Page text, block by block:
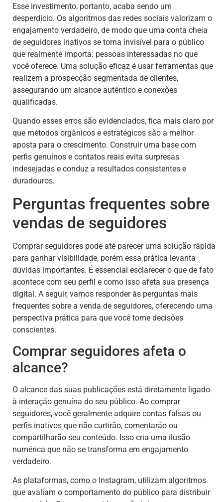
Esse investimento, portanto, acaba sendo um
desperdício. Os algoritmos das redes sociais valorizam o
engajamento verdadeiro, de modo que uma conta cheia
de seguidores inativos se torna invisível para o público
que realmente importa: pessoas interessadas no que
você oferece. Uma solução eficaz é usar ferramentas que
realizem a prospecção segmentada de clientes,
assegurando um alcance autêntico e conexões
qualificadas.
Quando esses erros são evidenciados, fica mais claro por
que métodos orgânicos e estratégicos são a melhor
aposta para o crescimento. Construir uma base com
perfis genuínos e contatos reais evita surpresas
indesejadas e conduz a resultados consistentes e
duradouros.
Perguntas frequentes sobre
vendas de seguidores
Comprar seguidores pode até parecer uma solução rápida
para ganhar visibilidade, porém essa prática levanta
dúvidas importantes. É essencial esclarecer o que de fato
acontece com seu perfil e como isso afeta sua presença
digital. A seguir, vamos responder às perguntas mais
frequentes sobre a venda de seguidores, oferecendo uma
perspectiva prática para que você tome decisões
conscientes.
Comprar seguidores afeta o
alcance?
O alcance das suas publicações está diretamente ligado
à interação genuína do seu público. Ao comprar
seguidores, você geralmente adquire contas falsas ou
perfis inativos que não curtirão, comentarão ou
compartilharão seu conteúdo. Isso cria uma ilusão
numérica que não se transforma em engajamento
verdadeiro.
As plataformas, como o Instagram, utilizam algoritmos
que avaliam o comportamento do público para distribuir